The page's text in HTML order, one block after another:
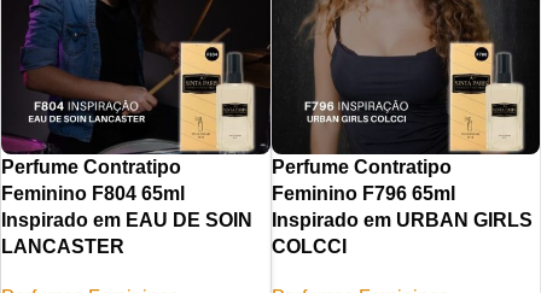
Perfume Contratipo
Feminino F804 65ml
Inspirado em EAU DE SOIN
LANCASTER
Perfume Contratipo
Feminino F796 65ml
Inspirado em URBAN GIRLS
COLCCI